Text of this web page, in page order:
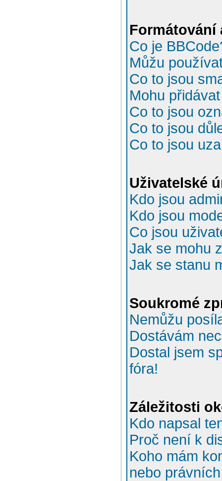
Formátování
Co je
Můžu
Co to jsou
Mohu
Co to jsou
Co to jsou
Co to jsou
Uživatelské
Kdo jsou
Kdo jsou
Co jsou
Jak se mohu
Jak se stanu
Soukromé
Nemůžu
Dostávám
Dostal jsem
fóra!
Záležitosti
Kdo napsal
Proč není k
Koho mám
nebo